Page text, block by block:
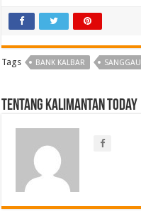
Tags BANK KALBAR SANGGAU
Tentang Kalimantan Today